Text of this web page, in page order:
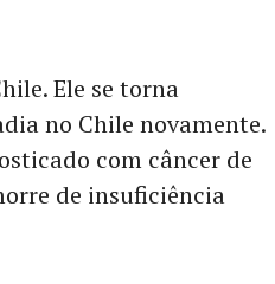
Ele se torna
no Chile novamente.
com câncer de
de insuficiência